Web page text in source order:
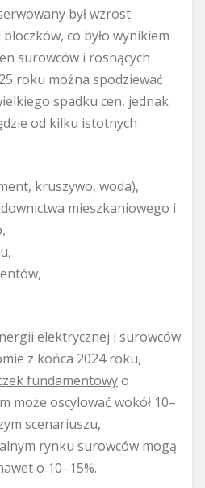
był wzrost
co było wynikiem
surowców i rosnących
roku można spodziewać
spadku cen, jednak
od kilku istotnych
kruszywo, woda),
mieszkaniowego i
elektrycznej i surowców
z końca 2024 roku,
fundamentowyo
może oscylować wokół 10–
scenariuszu,
rynku surowców mogą
o 10–15%.